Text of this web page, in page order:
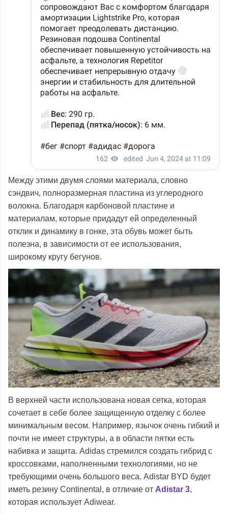
Между этими двумя слоями материала, словно
сэндвич, полноразмерная пластина из углеродного
волокна. Благодаря карбоновой пластине и
материалам, которые придадут ей определенный
отклик и динамику в гонке, эта обувь может быть
полезна, в зависимости от ее использования,
широкому кругу бегунов.
В верхней части использована новая сетка, которая
сочетает в себе более защищенную отделку с более
минимальным весом. Например, язычок очень гибкий и
почти не имеет структуры, а в области пятки есть
набивка и защита. Adidas стремился создать гибрид с
кроссовками, наполненными технологиями, но не
требующими очень большого веса. Adistar BYD будет
иметь резину Continental, в отличие от Adistar 3,
которая использует Adiwear.